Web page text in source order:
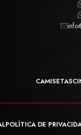
CAMISETAS
POLÍTICA DE